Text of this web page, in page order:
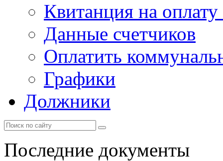
Квитанция на
Данные счетчиков
Оплатить
Графики
Должники
Последние документы